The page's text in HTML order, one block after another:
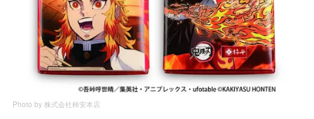
Photo by 株式会社柿安本店